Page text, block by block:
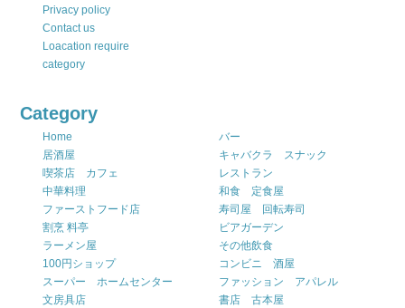
Privacy policy
Contact us
Loacation require
category
Category
Home
バー
居酒屋
キャバクラ スナック
喫茶店 カフェ
レストラン
中華料理
和食 定食屋
ファーストフード店
寿司屋 回転寿司
割烹 料亭
ビアガーデン
ラーメン屋
その他飲食
100円ショップ
コンビニ 酒屋
スーパー ホームセンター
ファッション アパレル
文房具店
書店 古本屋